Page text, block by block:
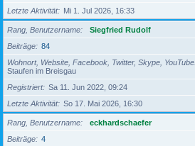
Letzte Aktivität
Mi 1. Jul 2026, 16:33
Rang, Benutzername
Siegfried Rudolf
Beiträge
84
Wohnort, Website, Facebook, Twitter, Skype, YouTube
Staufen im Breisgau
Registriert
Sa 11. Jun 2022, 09:24
Letzte Aktivität
So 17. Mai 2026, 16:30
Rang, Benutzername
eckhardschaefer
Beiträge
4